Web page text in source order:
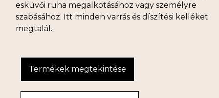
esküvői ruha megalkotásához vagy személyre
szabásához. Itt minden varrás és díszítési kelléket
megtalál.
Termékek megtekintése